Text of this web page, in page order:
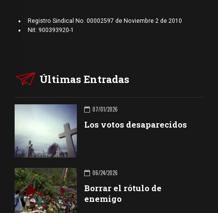
Registro Sindical No. 00002597 de Noviembre 2 de 2010
Nit: 900393920-1
Últimas Entradas
07/01/2026
Los votos desaparecidos
06/24/2026
Borrar el rótulo de
enemigo